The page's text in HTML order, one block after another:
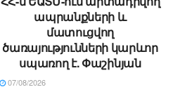
ապրանքների և
մատուցվող
ծառայությունների կարևոր
սպառող է. Փաշինյան
07/08/2026